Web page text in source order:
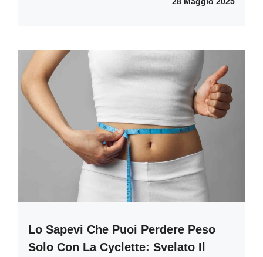
Lo Sapevi Che Puoi Perdere Peso
Solo Con La Cyclette: Svelato Il